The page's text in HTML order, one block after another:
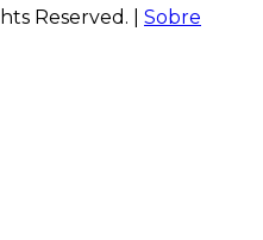
Reserved. | Sobre